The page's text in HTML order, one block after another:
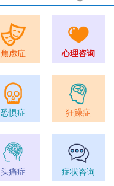
焦虑症 心理咨询
恐惧症 狂躁症
头痛症 症状咨询